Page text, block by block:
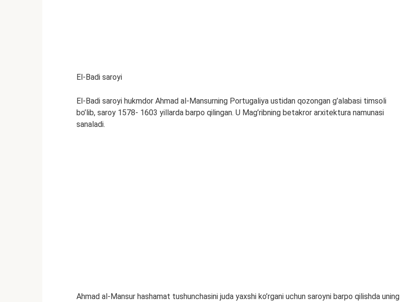
El-Badi saroyi
El-Badi saroyi hukmdor Ahmad al-Mansurning Portugaliya ustidan qozongan g’alabasi timsoli
bo’lib, saroy 1578- 1603 yillarda barpo qilingan. U Mag’ribning betakror arxitektura namunasi
sanaladi.
Ahmad al-Mansur hashamat tushunchasini juda yaxshi ko’rgani uchun saroyni barpo qilishda uning